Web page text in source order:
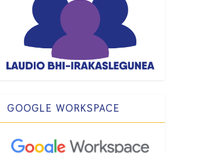
GOOGLE WORKSPACE